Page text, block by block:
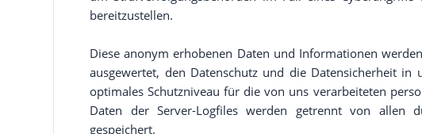
bereitzustellen.
Diese anonym erhobenen Daten und Informationen
ausgewertet, den Datenschutz und die Datensicherheit
optimales Schutzniveau für die von uns verarbeiteten
Daten der Server-Logfiles werden getrennt von allen
gespeichert.